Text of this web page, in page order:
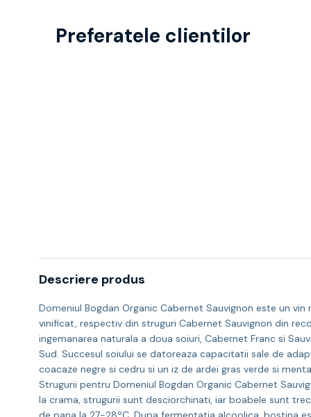
Preferatele clientilor
Descriere produs
Domeniul Bogdan Organic Cabernet Sauvignon este un
vinificat, respectiv din struguri Cabernet Sauvignon din
ingemanarea naturala a doua soiuri, Cabernet Franc si
Sud. Succesul soiului se datoreaza capacitatii sale de
coacaze negre si cedru si un iz de ardei gras verde si
Strugurii pentru Domeniul Bogdan Organic Cabernet
la crama, strugurii sunt desciorchinati, iar boabele sunt